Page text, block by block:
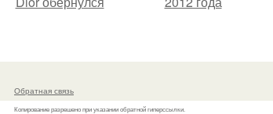
пошива.
принуждения.
Обратная связь
Копирование разрешено при указании обратной гиперссылки.